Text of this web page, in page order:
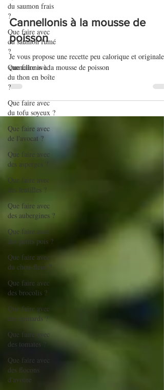
du saumon frais
?
Que faire avec
du saumon fumé
?
Que faire avec
du thon en boîte
?
Que faire avec
du tofu soyeux ?
Que faire avec
de l'avocat ?
Que faire avec
des asperges ?
Que faire avec
des lentilles ?
Que faire avec
des aubergines ?
Que faire avec
des petits pois ?
Que faire avec
du chou-fleur ?
Que faire avec
des brocolis ?
Que faire avec
des épinards ?
Que faire avec
des tomates ?
Que faire avec
des flocons
d'avoine
20 avr. 2020
Cannellonis à la mousse de
poisson
Je vous propose une recette peu calorique et originale
cannellonis à la mousse de poisson